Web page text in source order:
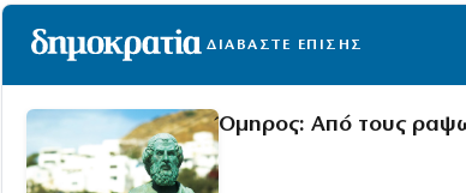
ΔΙΑΒΑΣΤΕ ΕΠΙΣΗΣ
Όμηρος: Από τους